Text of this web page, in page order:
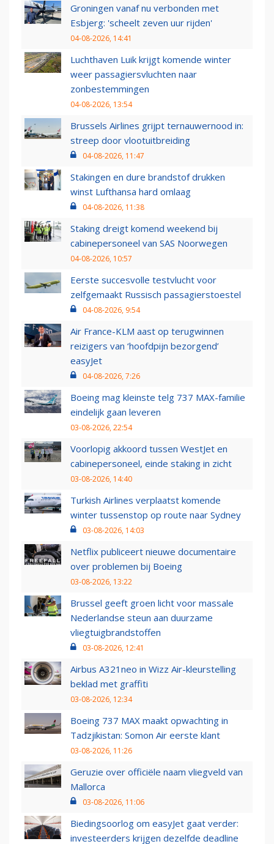
Groningen vanaf nu verbonden met
Esbjerg: 'scheelt zeven uur rijden'
04-08-2026, 14:41
Luchthaven Luik krijgt komende winter
weer passagiersvluchten naar
zonbestemmingen
04-08-2026, 13:54
Brussels Airlines grijpt ternauwernood in:
streep door vlootuitbreiding
04-08-2026, 11:47
Stakingen en dure brandstof drukken
winst Lufthansa hard omlaag
04-08-2026, 11:38
Staking dreigt komend weekend bij
cabinepersoneel van SAS Noorwegen
04-08-2026, 10:57
Eerste succesvolle testvlucht voor
zelfgemaakt Russisch passagierstoestel
04-08-2026, 9:54
Air France-KLM aast op terugwinnen
reizigers van ‘hoofdpijn bezorgend’
easyJet
04-08-2026, 7:26
Boeing mag kleinste telg 737 MAX-familie
eindelijk gaan leveren
03-08-2026, 22:54
Voorlopig akkoord tussen WestJet en
cabinepersoneel, einde staking in zicht
03-08-2026, 14:40
Turkish Airlines verplaatst komende
winter tussenstop op route naar Sydney
03-08-2026, 14:03
Netflix publiceert nieuwe documentaire
over problemen bij Boeing
03-08-2026, 13:22
Brussel geeft groen licht voor massale
Nederlandse steun aan duurzame
vliegtuigbrandstoffen
03-08-2026, 12:41
Airbus A321neo in Wizz Air-kleurstelling
beklad met graffiti
03-08-2026, 12:34
Boeing 737 MAX maakt opwachting in
Tadzjikistan: Somon Air eerste klant
03-08-2026, 11:26
Geruzie over officiële naam vliegveld van
Mallorca
03-08-2026, 11:06
Biedingsoorlog om easyJet gaat verder:
investeerders krijgen dezelfde deadline